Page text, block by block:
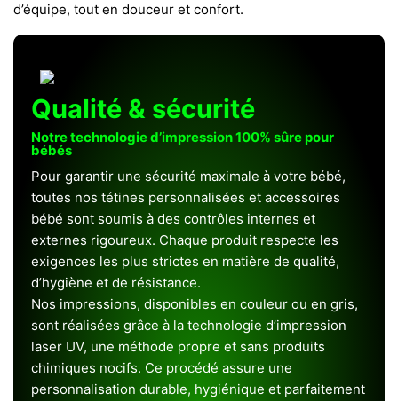
d’équipe, tout en douceur et confort.
Qualité & sécurité
Notre technologie d’impression 100% sûre pour
bébés
Pour garantir une sécurité maximale à votre bébé,
toutes nos tétines personnalisées et accessoires
bébé sont soumis à des contrôles internes et
externes rigoureux. Chaque produit respecte les
exigences les plus strictes en matière de qualité,
d’hygiène et de résistance.
Nos impressions, disponibles en couleur ou en gris,
sont réalisées grâce à la technologie d’impression
laser UV, une méthode propre et sans produits
chimiques nocifs. Ce procédé assure une
personnalisation durable, hygiénique et parfaitement